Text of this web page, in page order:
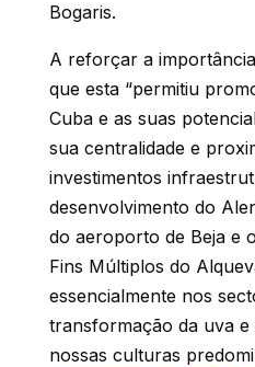
Bogaris.
A reforçar a
que esta “permitiu
Cuba e as suas
sua centralidade e
investimentos
desenvolvimento do
do aeroporto de Beja e
Fins Múltiplos do
essencialmente nos
transformação da uva e
nossas culturas